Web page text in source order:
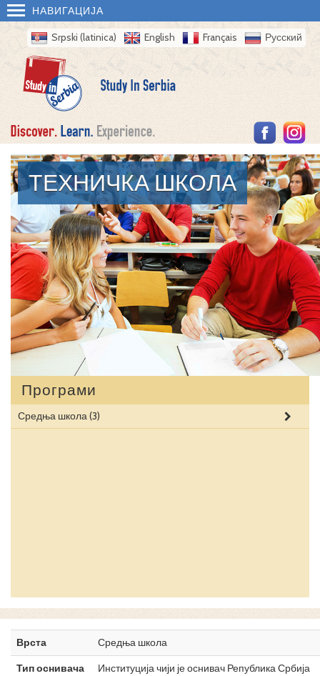
НАВИГАЦИЈА
Srpski (latinica) English Français Русский
ТЕХНИЧКА ШКОЛА
Програми
Средња школа(3)
Врста
Средња школа
Тип оснивача
Институција чији је оснивач Република Србија